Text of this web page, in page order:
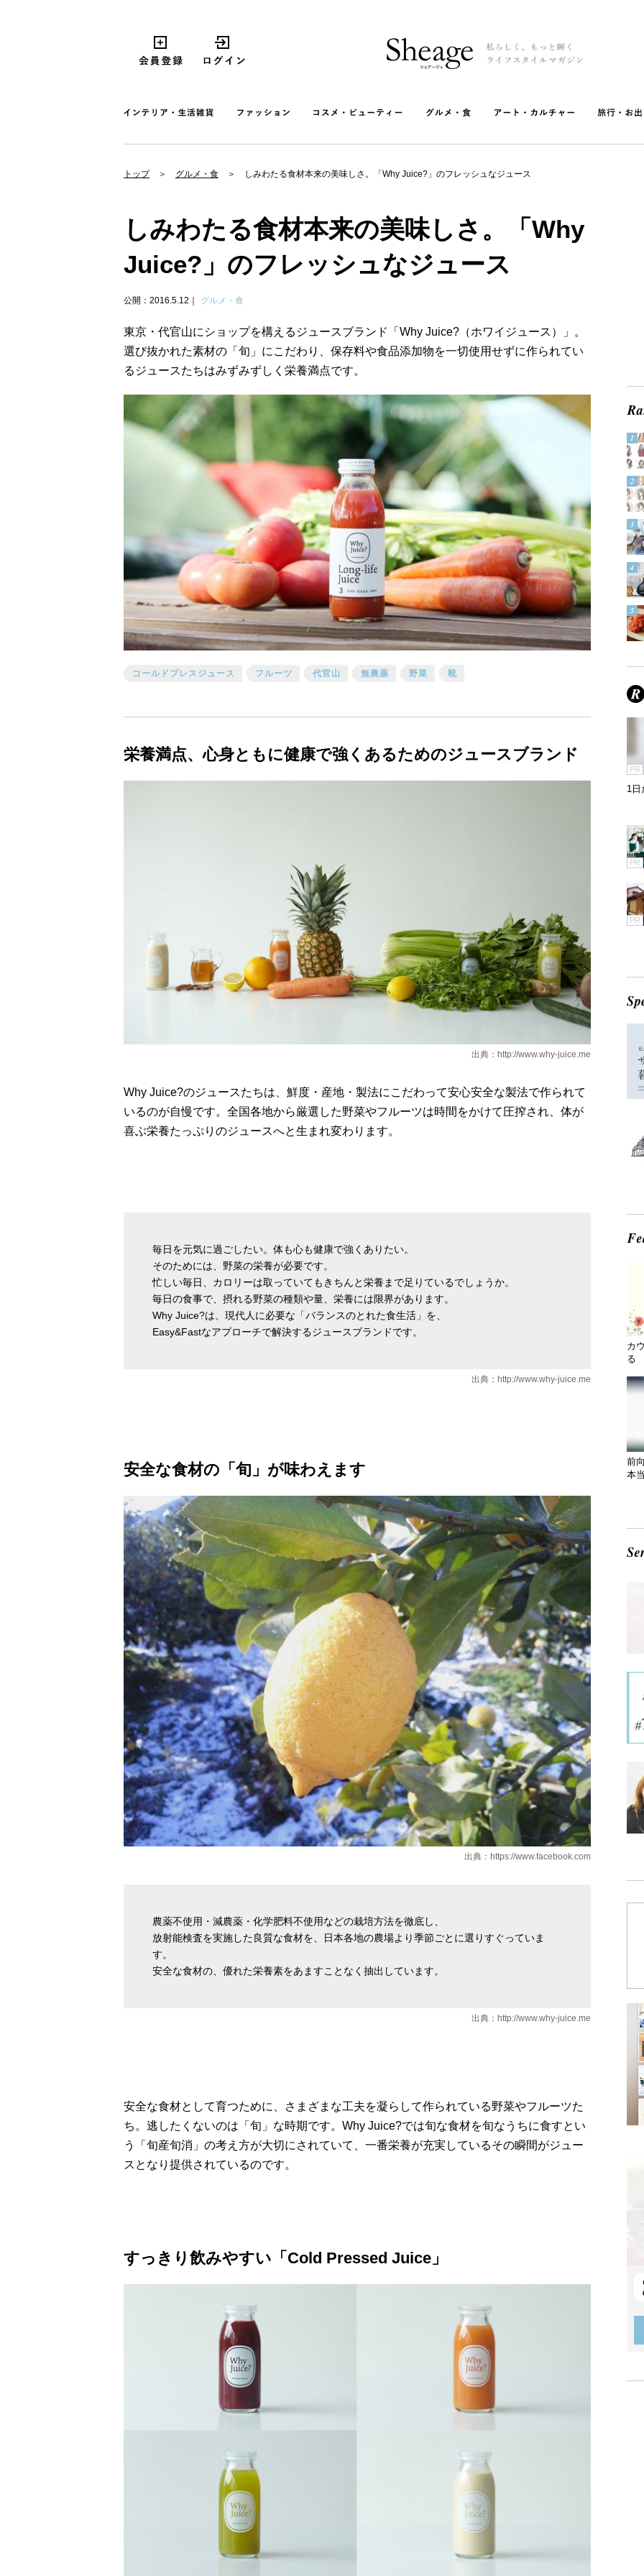
トップ グルメ・食 しみわたる食材本来の美味しさ。「Why Juice?」のフレッシュなジュース
しみわたる食材本来の美味しさ。「Why
Juice?」のフレッシュなジュース
公開：2016.5.12 グルメ・食
東京・代官山にショップを構えるジュースブランド「Why Juice?（ホワイジュース）」。
選び抜かれた素材の「旬」にこだわり、保存料や食品添加物を一切使用せずに作られてい
るジュースたちはみずみずしく栄養満点です。
コールドプレスジュース フルーツ 代官山 無農薬 野菜 靴
栄養満点、心身ともに健康で強くあるためのジュースブランド
出典： http://www.why-juice.me
Why Juice?のジュースたちは、鮮度・産地・製法にこだわって安心安全な製法で作られて
いるのが自慢です。全国各地から厳選した野菜やフルーツは時間をかけて圧搾され、体が
喜ぶ栄養たっぷりのジュースへと生まれ変わります。
毎日を元気に過ごしたい。体も心も健康で強くありたい。
そのためには、野菜の栄養が必要です。
忙しい毎日、カロリーは取っていてもきちんと栄養まで足りているでしょうか。
毎日の食事で、摂れる野菜の種類や量、栄養には限界があります。
Why Juice?は、現代人に必要な「バランスのとれた食生活」を、
Easy&Fastなアプローチで解決するジュースブランドです。
出典： http://www.why-juice.me
安全な食材の「旬」が味わえます
出典： https://www.facebook.com
農薬不使用・減農薬・化学肥料不使用などの栽培方法を徹底し、
放射能検査を実施した良質な食材を、日本各地の農場より季節ごとに選りすぐっていま
す。
安全な食材の、優れた栄養素をあますことなく抽出しています。
出典： http://www.why-juice.me
安全な食材として育つために、さまざまな工夫を凝らして作られている野菜やフルーツた
ち。逃したくないのは「旬」な時期です。Why Juice?では旬な食材を旬なうちに食すとい
う「旬産旬消」の考え方が大切にされていて、一番栄養が充実しているその瞬間がジュー
スとなり提供されているのです。
すっきり飲みやすい「Cold Pressed Juice」
PR
1日
PR
PR
カ
る
前
本